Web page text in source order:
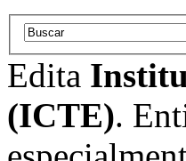
Edita
(ICTE).